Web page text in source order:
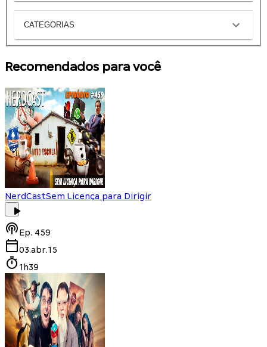
CATEGORIAS
Recomendados para você
NerdCastSem Licença para Dirigir
Ep. 459
03.abr.15
1h39